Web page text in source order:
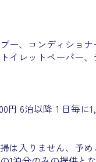
ー、コンディショ
イレットペーパー
円 6泊以降１日毎に
入りません、予め